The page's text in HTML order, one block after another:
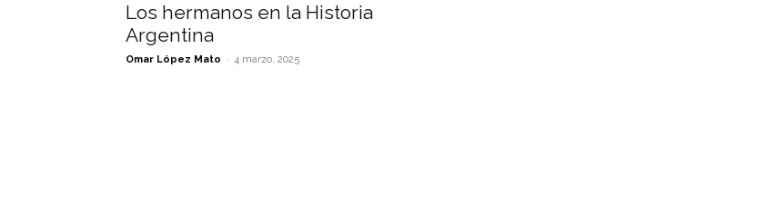
Los hermanos en la Historia
Argentina
Omar López Mato - 4 marzo, 2025